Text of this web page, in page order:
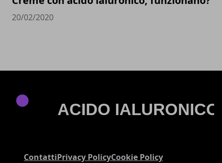
20/02/2020
ContattiPrivacy PolicyCookie Policy